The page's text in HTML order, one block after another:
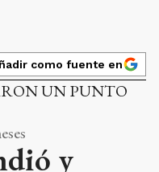
como fuente en
UN PUNTO
y